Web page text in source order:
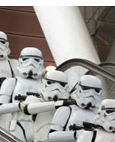
bem assistida.